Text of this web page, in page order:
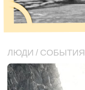
ЛЮДИ / СОБЫТИЯ